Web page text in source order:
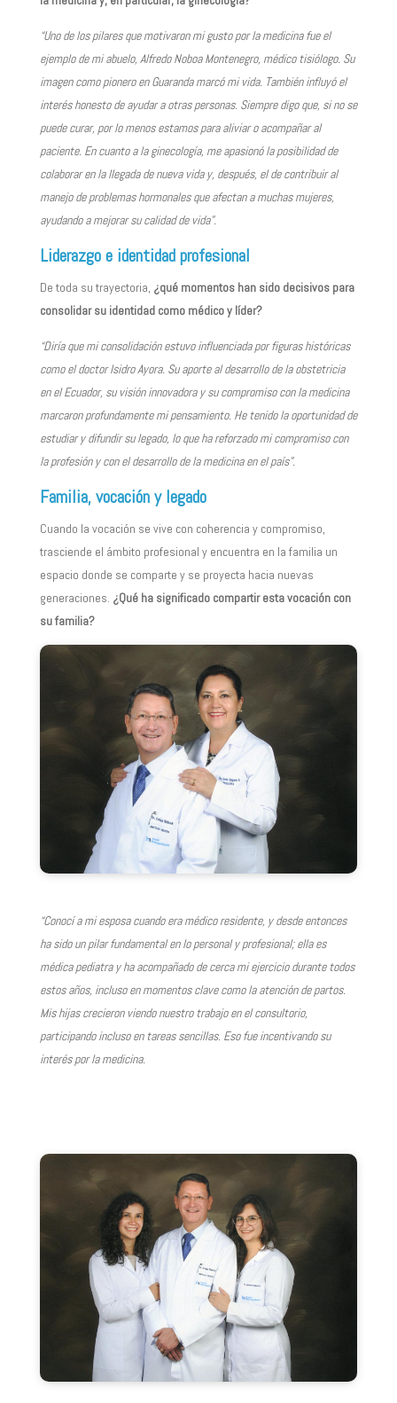
“Uno de los pilares que motivaron mi gusto por la medicina fue el
ejemplo de mi abuelo, Alfredo Noboa Montenegro, médico tisiólogo. Su
imagen como pionero en Guaranda marcó mi vida. También influyó el
interés honesto de ayudar a otras personas. Siempre digo que, si no se
puede curar, por lo menos estamos para aliviar o acompañar al
paciente. En cuanto a la ginecología, me apasionó la posibilidad de
colaborar en la llegada de nueva vida y, después, el de contribuir al
manejo de problemas hormonales que afectan a muchas mujeres,
ayudando a mejorar su calidad de vida”.
Liderazgo e identidad profesional
De toda su trayectoria, ¿qué momentos han sido decisivos para
consolidar su identidad como médico y líder?
“Diría que mi consolidación estuvo influenciada por figuras históricas
como el doctor Isidro Ayora. Su aporte al desarrollo de la obstetricia
en el Ecuador, su visión innovadora y su compromiso con la medicina
marcaron profundamente mi pensamiento. He tenido la oportunidad de
estudiar y difundir su legado, lo que ha reforzado mi compromiso con
la profesión y con el desarrollo de la medicina en el país”.
Familia, vocación y legado
Cuando la vocación se vive con coherencia y compromiso,
trasciende el ámbito profesional y encuentra en la familia un
espacio donde se comparte y se proyecta hacia nuevas
generaciones. ¿Qué ha significado compartir esta vocación con
su familia?
“Conocí a mi esposa cuando era médico residente, y desde entonces
ha sido un pilar fundamental en lo personal y profesional; ella es
médica pediatra y ha acompañado de cerca mi ejercicio durante todos
estos años, incluso en momentos clave como la atención de partos.
Mis hijas crecieron viendo nuestro trabajo en el consultorio,
participando incluso en tareas sencillas. Eso fue incentivando su
interés por la medicina.